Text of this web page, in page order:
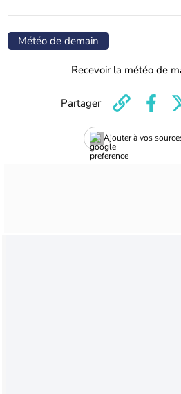
Météo de demain
Recevoir la météo de
Ajouter à vos
Partager